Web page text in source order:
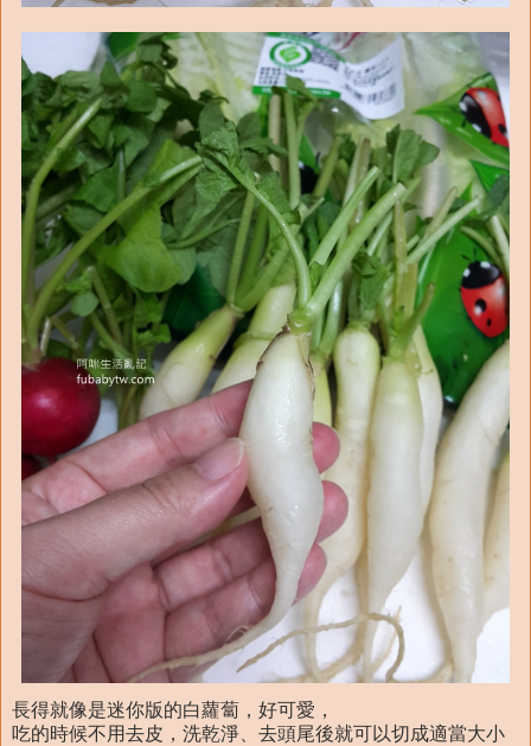
長得就像是迷你版的白蘿蔔，好可愛，
吃的時候不用去皮，洗乾淨、去頭尾後就可以切成適當大小